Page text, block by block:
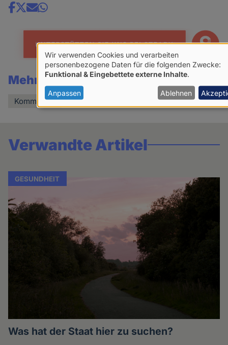
Share
news
Mehr lesen über:
Kommentar
Verwandte Artikel
GESUNDHEIT
Was hat der Staat hier zu suchen?
Verwendung
von
personenbezogenen
Daten
Cookies
Wir verwenden Cookies und verarbeiten
personenbezogene Daten für die folgenden Zwecke:
Funktional & Eingebettete externe Inhalte.
Anpassen Ablehnen